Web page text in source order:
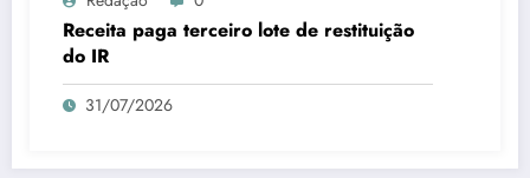
Receita paga terceiro lote de restituição
do IR
31/07/2026